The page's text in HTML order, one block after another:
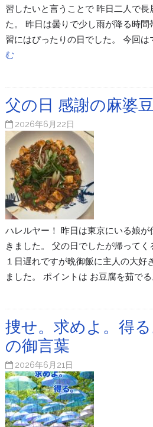
習したいと言うことで 昨日二人で長
た。 昨日は曇りで少し雨が降る時
習にはぴったりの日でした。 今回は
む
父の日 感謝の麻婆
2026年6月22日
ハレルヤー！ 昨日は東京にいる娘が
きました。 父の日でしたが帰って
１日遅れですが晩御飯に主人の大好
ました。 ポイントは お豆腐を茹で
捜せ。求めよ。得
の御言葉
2026年6月21日